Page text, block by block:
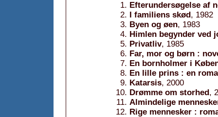
Efterundersøgelse af
I familiens skød, 1982
Byen og øen, 1983
Himlen begynder ved
Privatliv, 1985
Far, mor og børn :
En bornholmer i
En lille prins : en
Katarsis, 2000
Drømme om storhed,
Almindelige
Rige mennesker :